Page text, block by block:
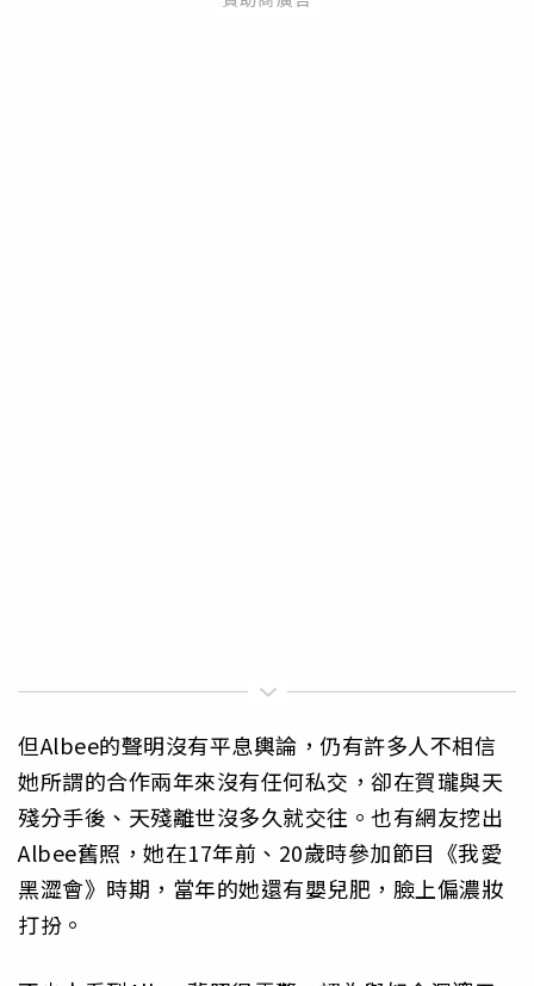
但Albee的聲明沒有平息輿論，仍有許多人不相信
她所謂的合作兩年來沒有任何私交，卻在賀瓏與天
殘分手後、天殘離世沒多久就交往。也有網友挖出
Albee舊照，她在17年前、20歲時參加節目《我愛
黑澀會》時期，當年的她還有嬰兒肥，臉上偏濃妝
打扮。